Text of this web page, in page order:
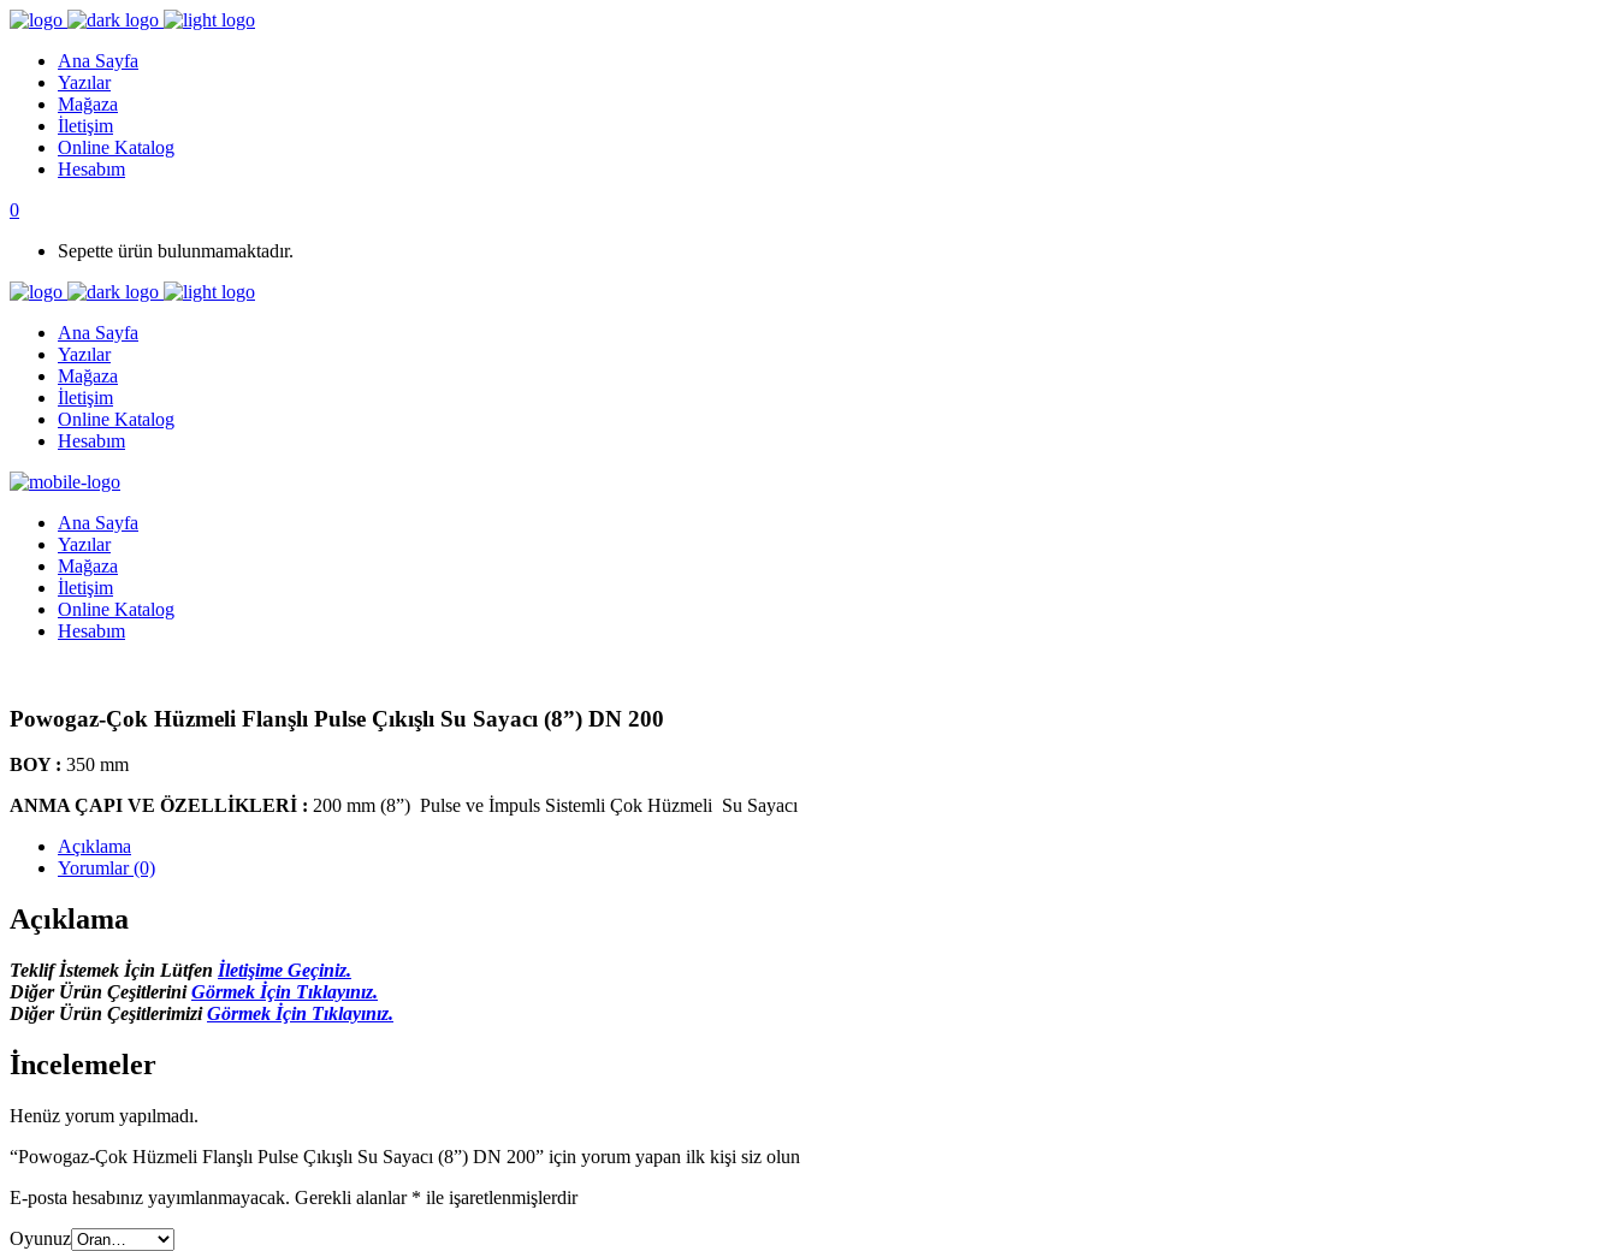
Ana Sayfa
Yazılar
Mağaza
İletişim
Online Katalog
Hesabım
0
Sepette ürün bulunmamaktadır.
Ana Sayfa
Yazılar
Mağaza
İletişim
Online Katalog
Hesabım
Ana Sayfa
Yazılar
Mağaza
İletişim
Online Katalog
Hesabım
Powogaz-Çok Hüzmeli Flanşlı Pulse Çıkışlı Su Sayacı (8”) DN 200
BOY : 350 mm
ANMA ÇAPI VE ÖZELLİKLERİ : 200 mm (8”) Pulse ve İmpuls Sistemli Çok Hüzmeli Su Sayacı
Açıklama
Yorumlar (0)
Açıklama
Teklif İstemek İçin Lütfen İletişime Geçiniz.
Diğer Ürün ÇeşitleriniGörmek İçin Tıklayınız.
Diğer Ürün ÇeşitlerimiziGörmek İçin Tıklayınız.
İncelemeler
Henüz yorum yapılmadı.
“Powogaz-Çok Hüzmeli Flanşlı Pulse Çıkışlı Su Sayacı (8”) DN 200” için yorum yapan ilk kişi siz olun
E-posta hesabınız yayımlanmayacak. Gerekli alanlar * ile işaretlenmişlerdir
Oyunuz